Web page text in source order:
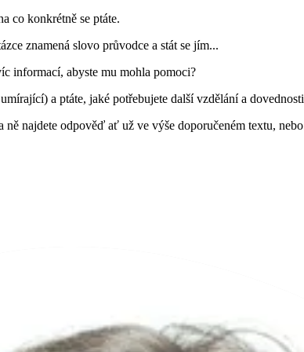
co konkrétně se ptáte.
znamená slovo průvodce a stát se jím...
informací, abyste mu mohla pomoci?
a ptáte, jaké potřebujete další vzdělání a
najdete odpověď ať už ve výše doporučeném textu,